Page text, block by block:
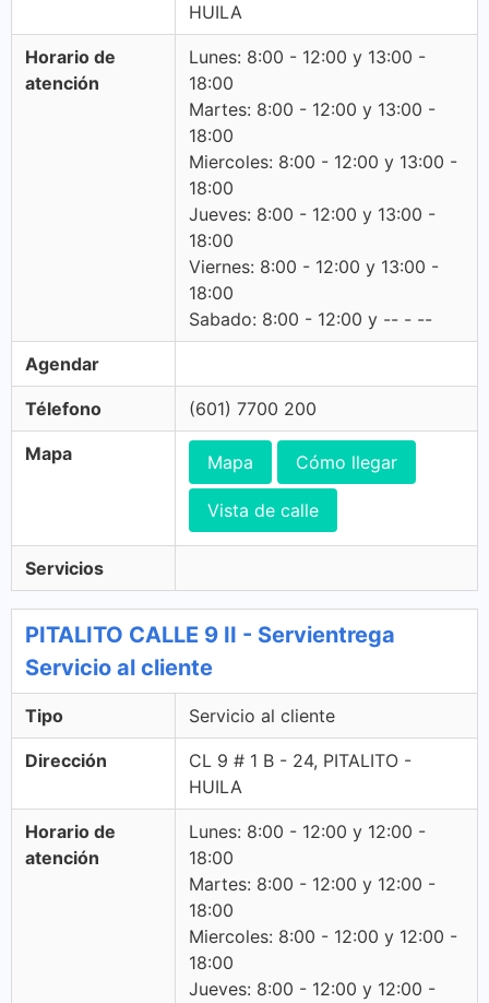
HUILA
Horario de
atención
Lunes: 8:00 - 12:00 y 13:00 -
18:00
Martes: 8:00 - 12:00 y 13:00 -
18:00
Miercoles: 8:00 - 12:00 y 13:00 -
18:00
Jueves: 8:00 - 12:00 y 13:00 -
18:00
Viernes: 8:00 - 12:00 y 13:00 -
18:00
Sabado: 8:00 - 12:00 y -- - --
Agendar
Télefono (601) 7700 200
Mapa Mapa Cómo llegar
Vista de calle
Servicios
PITALITO CALLE 9 II - Servientrega
Servicio al cliente
Tipo Servicio al cliente
Dirección
CL 9 # 1 B - 24, PITALITO -
HUILA
Horario de
atención
Lunes: 8:00 - 12:00 y 12:00 -
18:00
Martes: 8:00 - 12:00 y 12:00 -
18:00
Miercoles: 8:00 - 12:00 y 12:00 -
18:00
Jueves: 8:00 - 12:00 y 12:00 -